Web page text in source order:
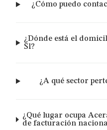
¿Cómo puedo
¿Dónde está el
Sl?
¿A qué sector
¿Qué lugar ocupa
de facturación